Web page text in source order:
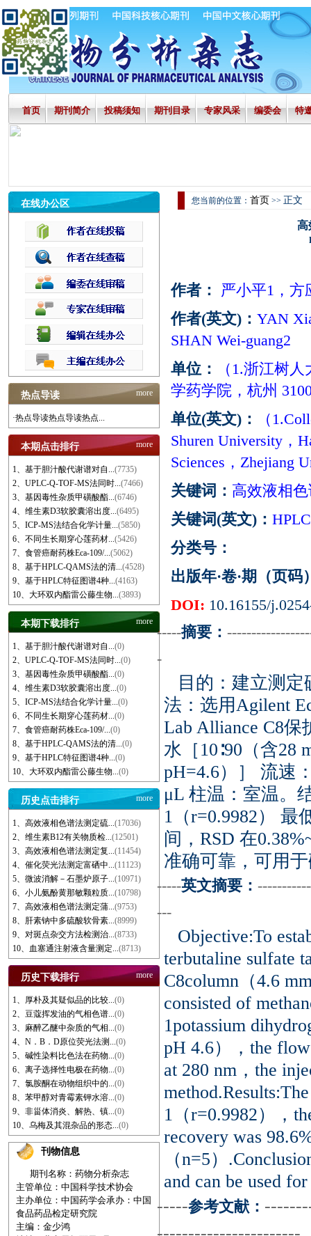
首页 期刊简介 投稿须知 期刊目录 专家风采 编委会 特
在线办公区
热点导读 more
·热点导读热点导读热点...
本期点击排行 more
1、基于胆汁酸代谢谱对自...(7735)
2、UPLC-Q-TOF-MS法同时...(7466)
3、基因毒性杂质甲磺酸酯...(6746)
4、维生素D3软胶囊溶出度...(6495)
5、ICP-MS法结合化学计量...(5850)
6、不同生长期穿心莲药材...(5426)
7、食管癌耐药株Eca-109/...(5062)
8、基于HPLC-QAMS法的清...(4528)
9、基于HPLC特征图谱4种...(4163)
10、大环双内酯雷公藤生物...(3893)
本期下载排行 more
1、基于胆汁酸代谢谱对自...(0)
2、UPLC-Q-TOF-MS法同时...(0)
3、基因毒性杂质甲磺酸酯...(0)
4、维生素D3软胶囊溶出度...(0)
5、ICP-MS法结合化学计量...(0)
6、不同生长期穿心莲药材...(0)
7、食管癌耐药株Eca-109/...(0)
8、基于HPLC-QAMS法的清...(0)
9、基于HPLC特征图谱4种...(0)
10、大环双内酯雷公藤生物...(0)
历史点击排行 more
1、高效液相色谱法测定硫...(17036)
2、维生素B12有关物质检...(12501)
3、高效液相色谱法测定复...(11454)
4、催化荧光法测定富硒中...(11123)
5、微波消解－石墨炉原子...(10971)
6、小儿氨酚黄那敏颗粒质...(10798)
7、高效液相色谱法测定蒲...(9753)
8、肝素钠中多硫酸软骨素...(8999)
9、对斑点杂交方法检测治...(8733)
10、血塞通注射液含量测定...(8713)
历史下载排行 more
1、厚朴及其疑似品的比较...(0)
2、豆蔻挥发油的气相色谱...(0)
3、麻醉乙醚中杂质的气相...(0)
4、N．B．D原位荧光法测...(0)
5、碱性染料比色法在药物...(0)
6、离子选择性电极在药物...(0)
7、氯胺酮在动物组织中的...(0)
8、苯甲醇对青霉素钾水溶...(0)
9、非甾体消炎、解热、镇...(0)
10、乌梅及其混杂品的形态...(0)
刊物信息
期刊名称：药物分析杂志
主管单位：中国科学技术协会
主办单位：中国药学会承办：中国
食品药品检定研究院
主编：金少鸿
您当前的位置： 首页 >> 正文
高
作者：
严小平1，方
作者(英文)： YAN
SHAN Wei-guang2
单位：
（1.浙江树
学药学院，杭州
单位(英文)：
（
Shuren University，
Sciences，Zhejiang
关键词： 高效液相
关键词(英文)：
分类号：
出版年·卷·期（页码
DOI: 10.16155/
-----摘要：
-
目的：建立测
法：选用Agilent
Lab Alliance C8保
水［10∶90（含28
pH=4.6）］ 流速
μL 柱温：室温。
1（r=0.9982） 最
间，RSD 在
准确可靠，可用
-----英文摘要：
---
Objective:To
terbutaline sulfate
C8column（4.6
consisted of
1potassium
pH 4.6），the
at 280 nm，the
1（r=0.9982），
recovery was
（n=5）
and can be used
-----参考文献：